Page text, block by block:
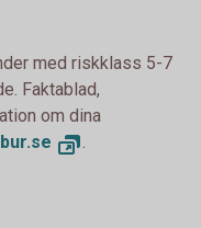
med riskklass 5-7
Faktablad,
om dina
.